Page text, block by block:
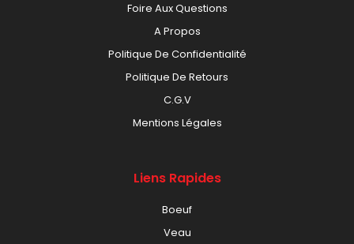
Foire Aux Questions
A Propos
Politique De Confidentialité
Politique De Retours
C.G.V
Mentions Légales
Liens Rapides
Boeuf
Veau